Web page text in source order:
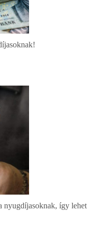
nyugdíjasoknak, így lehet